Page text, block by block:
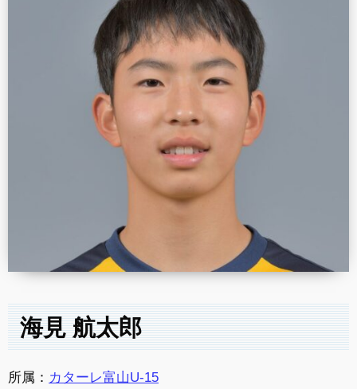
海見 航太郎
所属： カターレ富山U-15